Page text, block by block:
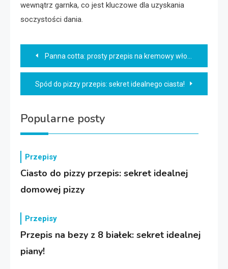
wewnątrz garnka, co jest kluczowe dla uzyskania
soczystości dania.
Nawigacja
wpisu
Panna cotta: prosty przepis na kremowy włoski deser
Spód do pizzy przepis: sekret idealnego ciasta!
Popularne posty
Przepisy
Ciasto do pizzy przepis: sekret idealnej
domowej pizzy
Przepisy
Przepis na bezy z 8 białek: sekret idealnej
piany!